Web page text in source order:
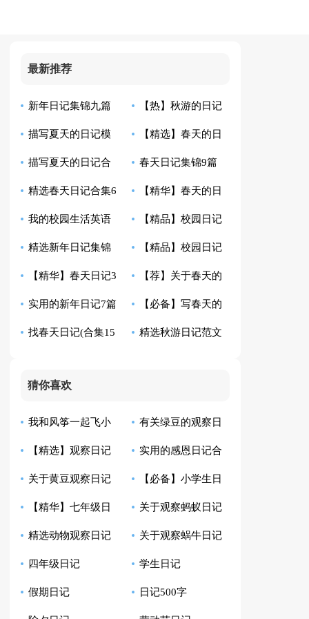
最新推荐
新年日记集锦九篇 【热】秋游的日记
描写夏天的日记模
板集合10篇
【精选】春天的日
记模板7篇
描写夏天的日记合
集五篇
春天日记集锦9篇
精选春天日记合集6
篇
【精华】春天的日
记三篇
我的校园生活英语
日记带翻译
【精品】校园日记
模板合集8篇
精选新年日记集锦
10篇
【精品】校园日记
汇总十篇
【精华】春天日记3
篇
【荐】关于春天的
日记
实用的新年日记7篇 【必备】写春天的
日记4篇
找春天日记(合集15 精选秋游日记范文
猜你喜欢
我和风筝一起飞小
学生日记
有关绿豆的观察日
记模板汇总10篇
【精选】观察日记
汇总9篇
实用的感恩日记合
集8篇
关于黄豆观察日记
合集八篇
【必备】小学生日
记范文汇总四篇
【精华】七年级日
记集锦10篇
关于观察蚂蚁日记
范文6篇
精选动物观察日记
四篇
关于观察蜗牛日记
范文七篇
四年级日记 学生日记
假期日记 日记500字